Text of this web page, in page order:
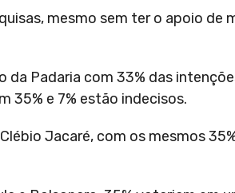
mesmo sem ter o apoio de
da Padaria com 33% das
35% e 7% estão indecisos.
Jacaré, com os mesmos